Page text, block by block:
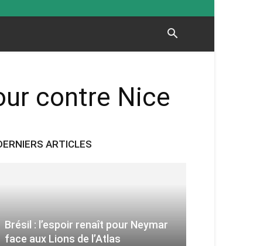
contre Nice
ARTICLES
Brésil : l’espoir renaît pour Neymar
face aux Lions de l’Atlas